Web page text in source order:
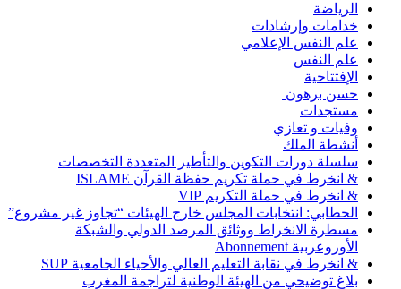
الرياضة
خدامات وإرشادات
علم النفس الإعلامي
علم النفس
الإفتتاحية
حسن برهون
مستجدات
وفيات و تعازي
أنشطة الملك
سلسلة دورات التكوين والتأطير المتعددة التخصصات
& انخرط في حملة تكريم حفظة القرآن ISLAME
& انخرط في حملة التكريم VIP
الحطابي: انتخابات المجلس خارج الهيئات “تجاوز غير مشروع”
مسطرة الانخراط ووثائق المرصد الدولي والشبكة
الأوروعربية Abonnement
& انخرط في نقابة التعليم العالي والأحياء الجامعية SUP
بلاغ توضيحي من الهيئة الوطنية لتراجمة المغرب